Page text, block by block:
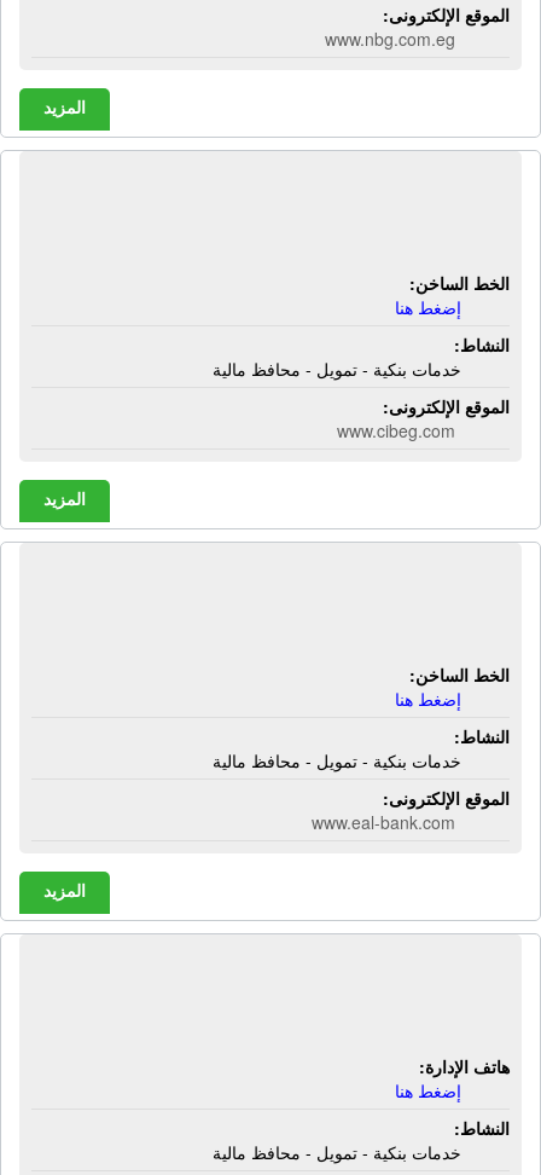
الموقع الإلكترونى:
www.nbg.com.eg
المزيد
الخط الساخن:
إضغط هنا
النشاط:
خدمات بنكية - تمويل - محافظ مالية
الموقع الإلكترونى:
www.cibeg.com
المزيد
الخط الساخن:
إضغط هنا
النشاط:
خدمات بنكية - تمويل - محافظ مالية
الموقع الإلكترونى:
www.eal-bank.com
المزيد
هاتف الإدارة:
إضغط هنا
النشاط:
خدمات بنكية - تمويل - محافظ مالية